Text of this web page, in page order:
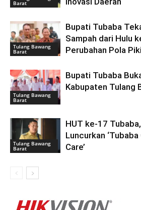
Barat
Tulang Bawang
Barat
Bupati Tubaba
Sampah dari Hulu
Perubahan Pola
Tulang Bawang
Barat
Bupati Tubaba
Kabupaten Tulang
Tulang Bawang
Barat
HUT ke-17
Luncurkan
Care’